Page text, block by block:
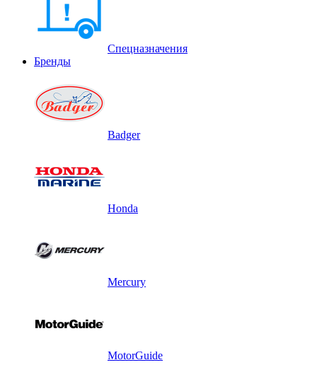
Спецназначения
Бренды
Badger
Honda
Mercury
MotorGuide